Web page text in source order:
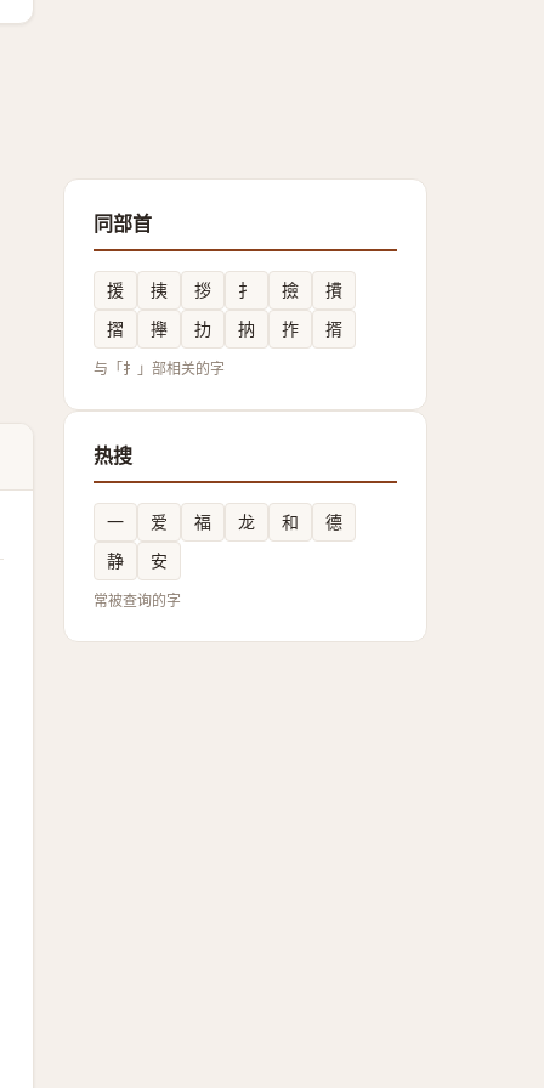
同部首
援 挗 拶 扌 撿
㩌
摺
攑 扐 抐 拃 揟
与「扌」部相关的字
热搜
一 爱 福 龙 和
德
静
安
常被查询的字